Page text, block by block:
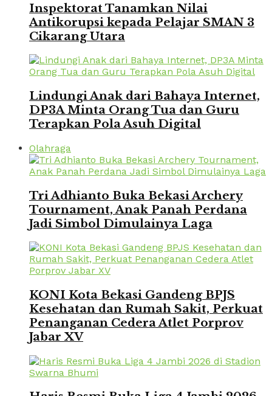
Inspektorat Tanamkan Nilai
Antikorupsi kepada Pelajar SMAN 3
Cikarang Utara
Lindungi Anak dari Bahaya Internet,
DP3A Minta Orang Tua dan Guru
Terapkan Pola Asuh Digital
Olahraga
Tri Adhianto Buka Bekasi Archery
Tournament, Anak Panah Perdana
Jadi Simbol Dimulainya Laga
KONI Kota Bekasi Gandeng BPJS
Kesehatan dan Rumah Sakit, Perkuat
Penanganan Cedera Atlet Porprov
Jabar XV